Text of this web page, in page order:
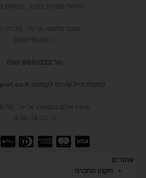
(איסוף מוצרים בלבד, בתיאום
מענה טלפוני: א׳-ה׳: 9:00-21:30
ו׳: 9:00-16:00
טל' 050-9695222
כתובת מייל שירות לקוחות: hello@idosport.co.il
שעות אולם התצוגה: א׳-ה׳, 9:00-18:00
ו׳: 9:30-14:00
עמודים
תקנון החברה